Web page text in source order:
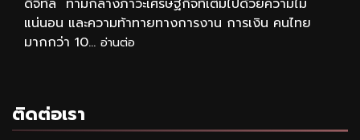
ดิจิทัล ท่ามกลางภาวะเศรษฐกิจที่เต็มไปด้วยความไม่
แน่นอน และความท้าทายทางการงาน การเงิน คนไทย
มากกว่า 10... อ่านต่อ
ติดต่อเรา